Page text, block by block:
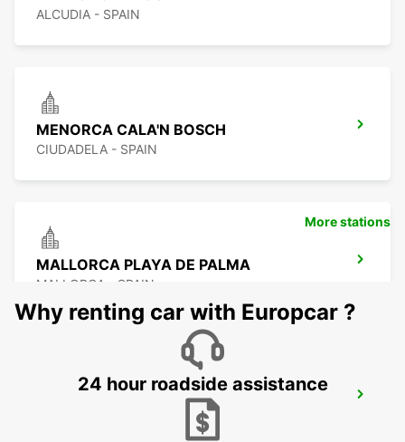
ALCUDIA - SPAIN
MENORCA CALA'N BOSCH
CIUDADELA - SPAIN
MALLORCA PLAYA DE PALMA
MALLORCA - SPAIN
MALLORCA AIRPORT
More stations
Why renting car with Europcar ?
24 hour roadside assistance